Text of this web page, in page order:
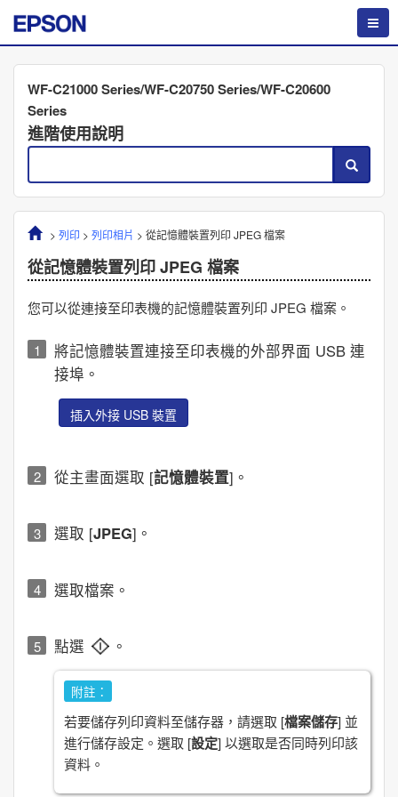
WF-C21000 Series/WF-C20750 Series/WF-C20600
Series
進階使用說明
> 列印 > 列印相片 > 從記憶體裝置列印 JPEG檔案
從記憶體裝置列印JPEG 檔案
您可以從連接至印表機的記憶體裝置列印 JPEG 檔案。
將記憶體裝置連接至印表機的外部界面 USB 連
接埠。
插入外接 USB 裝置
從主畫面選取 [記憶體裝置]。
選取 [JPEG]。
選取檔案。
點選 。
附註：
若要儲存列印資料至儲存器，請選取 [檔案儲存] 並
進行儲存設定。選取 [設定] 以選取是否同時列印該
資料。